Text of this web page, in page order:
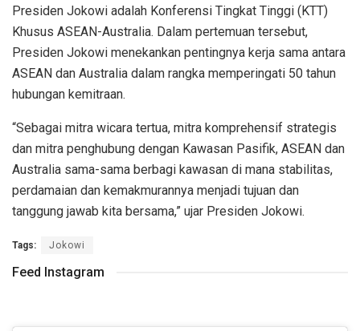
Presiden Jokowi adalah Konferensi Tingkat Tinggi (KTT)
Khusus ASEAN-Australia. Dalam pertemuan tersebut,
Presiden Jokowi menekankan pentingnya kerja sama antara
ASEAN dan Australia dalam rangka memperingati 50 tahun
hubungan kemitraan.
“Sebagai mitra wicara tertua, mitra komprehensif strategis
dan mitra penghubung dengan Kawasan Pasifik, ASEAN dan
Australia sama-sama berbagi kawasan di mana stabilitas,
perdamaian dan kemakmurannya menjadi tujuan dan
tanggung jawab kita bersama,” ujar Presiden Jokowi.
Tags: Jokowi
Feed Instagram